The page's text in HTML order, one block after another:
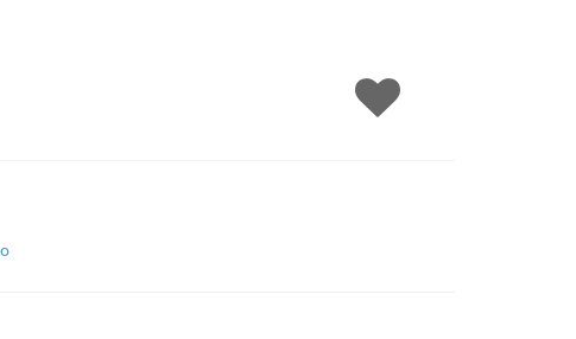
€111.08